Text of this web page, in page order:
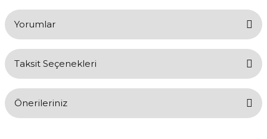
Yorumlar
Taksit Seçenekleri
Önerileriniz